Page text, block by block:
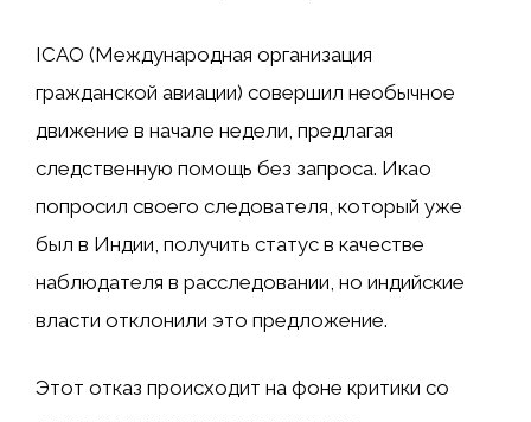
ICAO (Международная организация
гражданской авиации) совершил необычное
движение в начале недели, предлагая
следственную помощь без запроса. Икао
попросил своего следователя, который уже
был в Индии, получить статус в качестве
наблюдателя в расследовании, но индийские
власти отклонили это предложение.
Этот отказ происходит на фоне критики со